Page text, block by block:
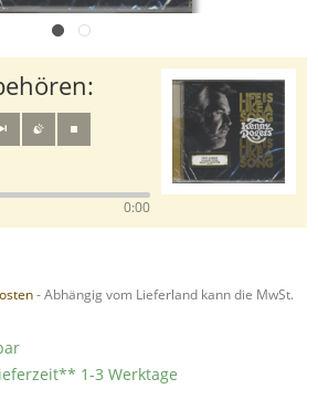
0:00
- Abhängig vom Lieferland kann die MwSt.
1-3 Werktage